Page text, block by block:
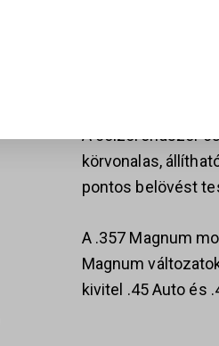
Az egyedi, egy
rendszer
A célzórendszer
körvonalas,
pontos belövést
A .357 Magnum
Magnum
kivitel .45 Auto és